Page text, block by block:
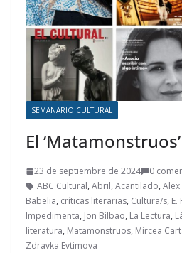
SEMANARIO CULTURAL
El
23 de septiembre de 2024
0
ABC Cultural, Abril, Acantilado,
Babelia, críticas literarias, Cultura/s, E.
Impedimenta, Jon Bilbao, La Lectura,
literatura, Matamonstruos, Mircea
Zdravka Evtimova